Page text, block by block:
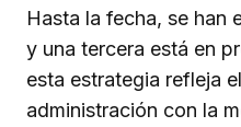
Hasta la fecha, se han
y una tercera está en
esta estrategia refleja
administración con la